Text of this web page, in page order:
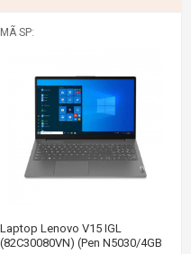
MÃ SP:
Laptop Lenovo V15 IGL
(82C30080VN) (Pen N5030/4GB